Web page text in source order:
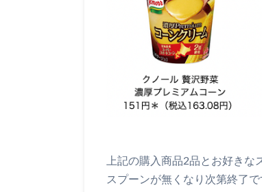
上記の購入商品2品とお好きな
スプーンが無くなり次第終了で